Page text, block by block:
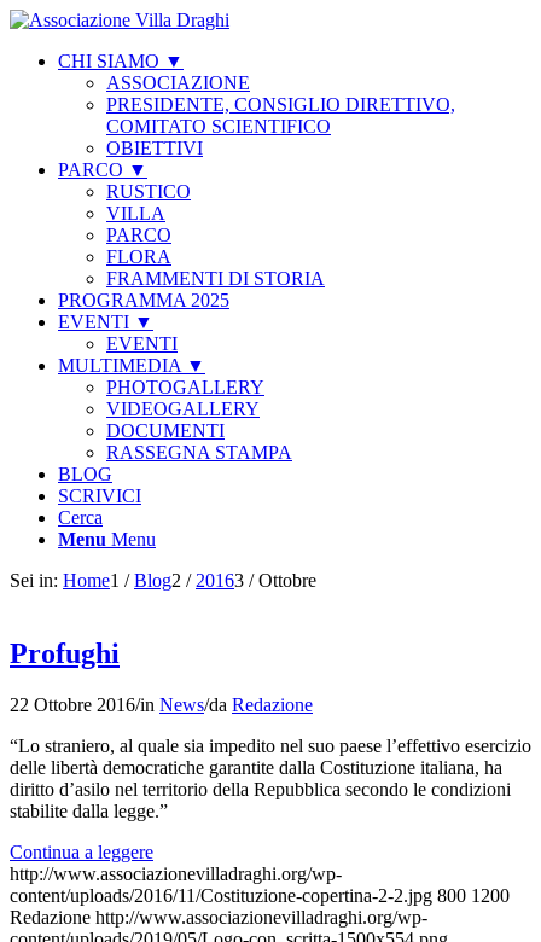
CHI SIAMO ▼
ASSOCIAZIONE
PRESIDENTE, CONSIGLIO DIRETTIVO,
COMITATO SCIENTIFICO
OBIETTIVI
PARCO ▼
RUSTICO
VILLA
PARCO
FLORA
FRAMMENTI DI STORIA
PROGRAMMA 2025
EVENTI ▼
EVENTI
MULTIMEDIA ▼
PHOTOGALLERY
VIDEOGALLERY
DOCUMENTI
RASSEGNA STAMPA
BLOG
SCRIVICI
Cerca
Menu Menu
Sei in: Home1 / Blog2 / 20163 / Ottobre
Profughi
22 Ottobre 2016/in News/da Redazione
“Lo straniero, al quale sia impedito nel suo paese l’effettivo esercizio
delle libertà democratiche garantite dalla Costituzione italiana, ha
diritto d’asilo nel territorio della Repubblica secondo le condizioni
stabilite dalla legge.”
Continua a leggere
http://www.associazionevilladraghi.org/wp-
content/uploads/2016/11/Costituzione-copertina-2-2.jpg 800 1200
Redazione http://www.associazionevilladraghi.org/wp-